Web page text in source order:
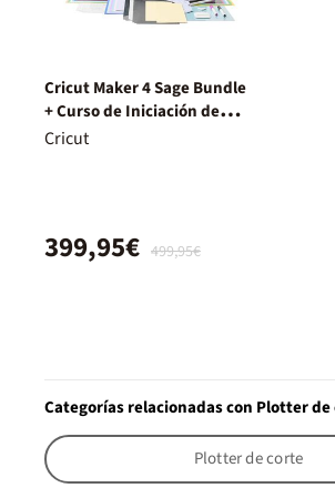
Cricut Maker 4 Sage Bundle
+ Curso de Iniciación de
Regalo
Cricut
499,95€
399,95€
Categorías relacionadas con Plotter
Plotter de corte